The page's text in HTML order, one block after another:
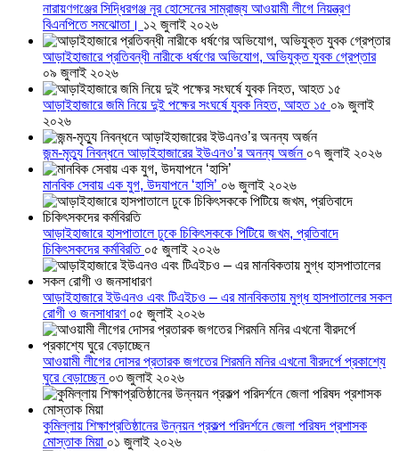
নারায়ণগঞ্জের সিদ্ধিরগঞ্জ নূর হোসেনের সাম্রাজ্য আওয়ামী লীগে নিয়ন্ত্রণ
বিএনপিতে সমঝোতা। ১২ জুলাই ২০২৬
আড়াইহাজারে প্রতিবন্ধী নারীকে ধর্ষণের অভিযোগ, অভিযুক্ত যুবক গ্রেপ্তার
০৯ জুলাই ২০২৬
আড়াইহাজারে জমি নিয়ে দুই পক্ষের সংঘর্ষে যুবক নিহত, আহত ১৫ ০৯ জুলাই
২০২৬
জন্ম-মৃত্যু নিবন্ধনে আড়াইহাজারের ইউএনও’র অনন্য অর্জন ০৭ জুলাই ২০২৬
মানবিক সেবায় এক যুগ, উদযাপনে ‘হাসি’ ০৬ জুলাই ২০২৬
আড়াইহাজারে হাসপাতালে ঢুকে চিকিৎসককে পিটিয়ে জখম, প্রতিবাদে
চিকিৎসকদের কর্মবিরতি ০৫ জুলাই ২০২৬
আড়াইহাজারে ইউএনও এবং টিএইচও – এর মানবিকতায় মুগ্ধ হাসপাতালের সকল
রোগী ও জনসাধারণ ০৫ জুলাই ২০২৬
আওয়ামী লীগের দোসর প্রতারক জগতের শিরমনি মনির এখনো বীরদর্পে প্রকাশ্যে
ঘুরে বেড়াচ্ছেন ০৩ জুলাই ২০২৬
কুমিল্লায় শিক্ষাপ্রতিষ্ঠানের উন্নয়ন প্রকল্প পরিদর্শনে জেলা পরিষদ প্রশাসক
মোস্তাক মিয়া ০১ জুলাই ২০২৬